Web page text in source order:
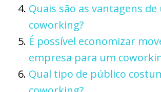
Quais são as vantagens
coworking?
É possível economizar
empresa para um
Qual tipo de público